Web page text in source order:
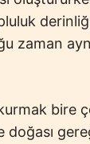
zaman
bire